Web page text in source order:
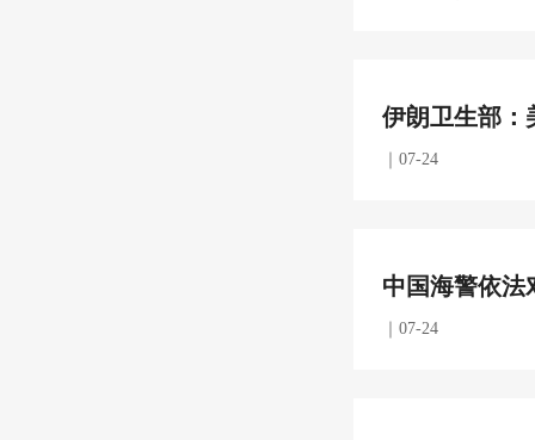
伊朗卫生部：
｜07-24
中国海警依法
｜07-24